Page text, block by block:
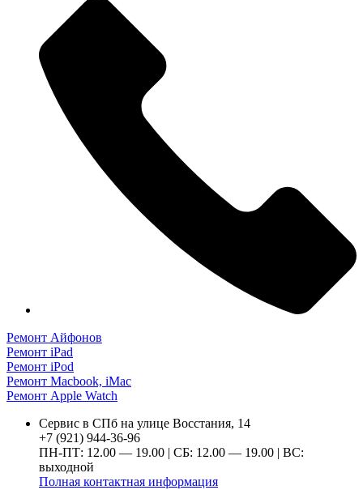
Ремонт Айфонов
Ремонт iPad
Ремонт iPod
Ремонт Macbook, iMac
Ремонт Apple Watch
Сервис в СПб на улице Восстания, 14
+7 (921) 944-36-96
ПН-ПТ: 12.00 — 19.00 | СБ: 12.00 — 19.00 | ВС:
выходной
Полная контактная информация